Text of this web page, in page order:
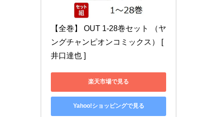
【全巻】 OUT 1-28巻セット （ヤ
ングチャンピオンコミックス） [
井口達也 ]
楽天市場で見る
Yahoo!ショッピングで見る